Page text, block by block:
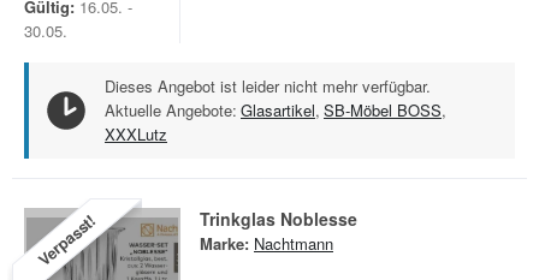
Gültig: 16.05. -
30.05.
Dieses Angebot ist leider nicht mehr verfügbar.
Aktuelle Angebote: Glasartikel, SB-Möbel BOSS,
XXXLutz
Verpasst! Trinkglas Noblesse
Marke: Nachtmann